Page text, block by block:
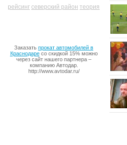
рейсинг северский район теория
Заказать прокат автомобилей в
Краснодаресо скидкой 15% можно
через сайт нашего партнера –
компанию Автодар.
http://www.avtodar.ru/